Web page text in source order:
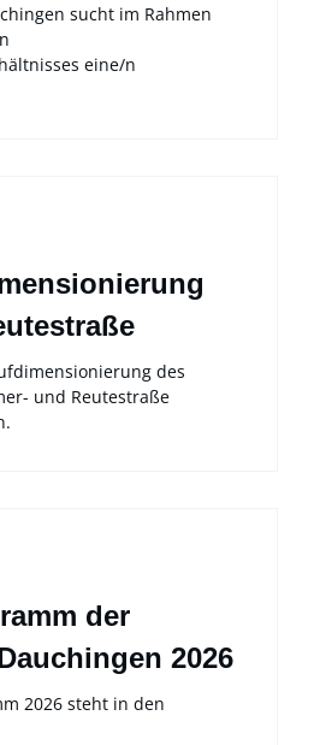
sucht im Rahmen
eine/n
des
und Reutestraße
der
2026
2026 steht in den